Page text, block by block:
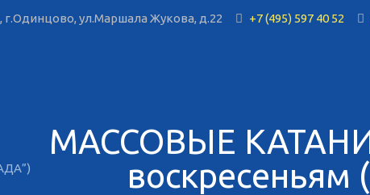
ул.Маршала Жукова, д.22 +7 (495) 597 40 52
МАССОВЫЕ